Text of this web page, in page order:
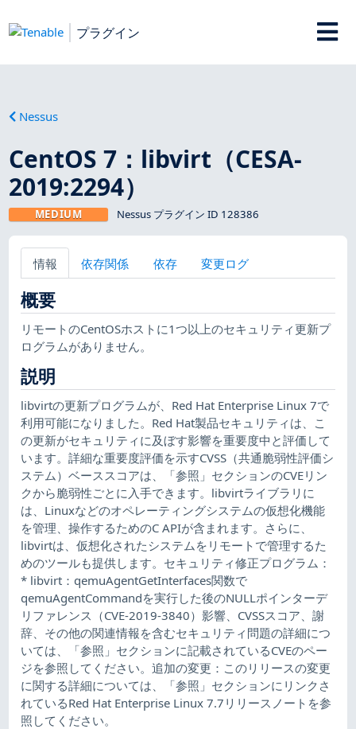
プラグイン
Nessus
CentOS 7：libvirt（CESA-
2019:2294）
MEDIUM Nessus プラグイン ID 128386
情報 依存関係 依存 変更ログ
概要
リモートのCentOSホストに1つ以上のセキュリティ更新プ
ログラムがありません。
説明
libvirtの更新プログラムが、Red Hat Enterprise Linux 7で
利用可能になりました。Red Hat製品セキュリティは、こ
の更新がセキュリティに及ぼす影響を重要度中と評価して
います。詳細な重要度評価を示すCVSS（共通脆弱性評価シ
ステム）ベーススコアは、「参照」セクションのCVEリン
クから脆弱性ごとに入手できます。libvirtライブラリに
は、Linuxなどのオペレーティングシステムの仮想化機能
を管理、操作するためのC APIが含まれます。さらに、
libvirtは、仮想化されたシステムをリモートで管理するた
めのツールも提供します。セキュリティ修正プログラム：
* libvirt：qemuAgentGetInterfaces関数で
qemuAgentCommandを実行した後のNULLポインターデ
リファレンス（CVE-2019-3840）影響、CVSSスコア、謝
辞、その他の関連情報を含むセキュリティ問題の詳細につ
いては、「参照」セクションに記載されているCVEのペー
ジを参照してください。追加の変更：このリリースの変更
に関する詳細については、「参照」セクションにリンクさ
れているRed Hat Enterprise Linux 7.7リリースノートを参
照してください。